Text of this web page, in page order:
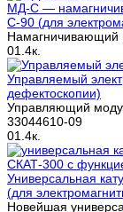
МД-С —
С-90 (для
Намагничивающий
01.4к.
Управляемый
дефектоскопии)
Управляющий
33044610-09
01.4к.
Универсальная
(для
Новейшая